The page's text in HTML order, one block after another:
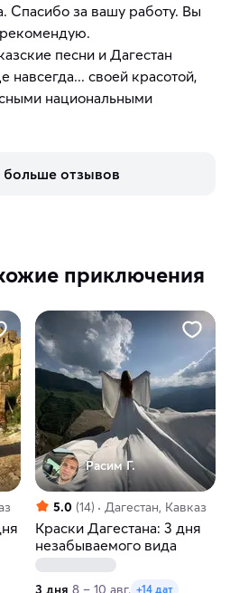
Спасибо за вашу работу. Вы
песни и Дагестан
навсегда... своей красотой,
национальными
больше отзывов
приключения
Расим Г.
5.0 (14) Дагестан, Кавказ
Краски Дагестана: 3 дня
незабываемого вида
3 дня 8 – 10 авг. +14 дат